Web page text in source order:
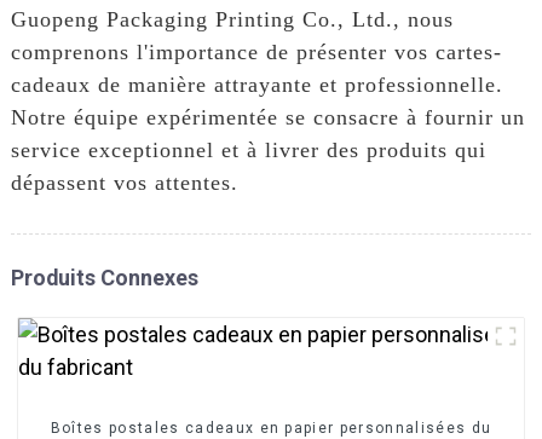
Guopeng Packaging Printing Co., Ltd., nous
comprenons l'importance de présenter vos cartes-
cadeaux de manière attrayante et professionnelle.
Notre équipe expérimentée se consacre à fournir un
service exceptionnel et à livrer des produits qui
dépassent vos attentes.
Produits Connexes
Boîtes postales cadeaux en papier personnalisées du